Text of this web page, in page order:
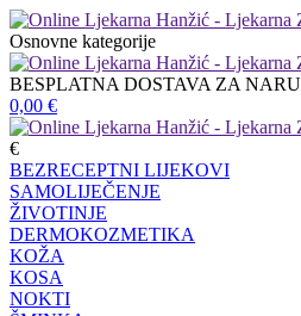
Osnovne kategorije
BESPLATNA DOSTAVA ZA
0,00 €
€
BEZRECEPTNI LIJEKOVI
SAMOLIJEČENJE
ŽIVOTINJE
DERMOKOZMETIKA
KOŽA
KOSA
NOKTI